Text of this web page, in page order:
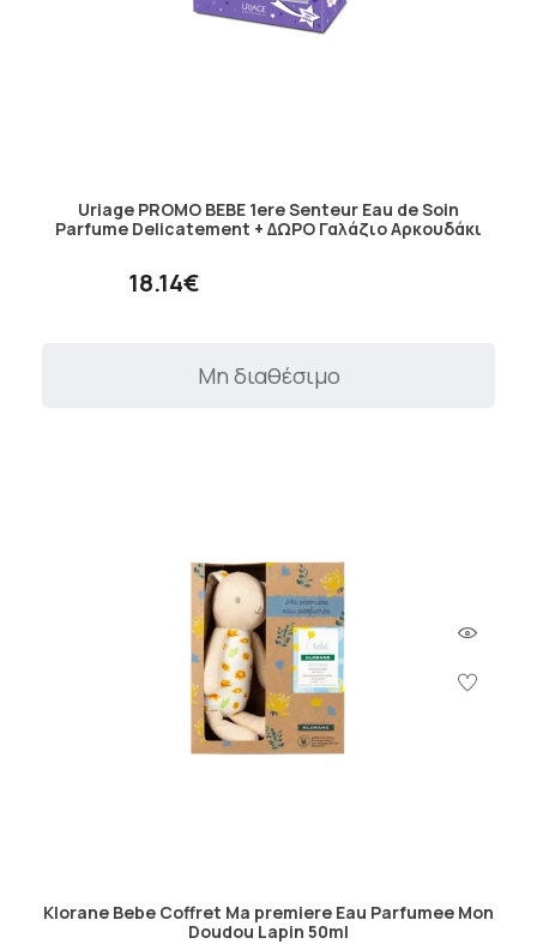
Uriage PROMO BEBE 1ere Senteur Eau de Soin
Parfume Delicatement + ΔΩΡΟ Γαλάζιο Αρκουδάκι
18.14€
Μη διαθέσιμο
Klorane Bebe Coffret Ma premiere Eau Parfumee Mon
Doudou Lapin 50ml